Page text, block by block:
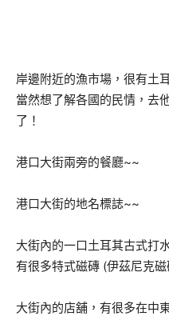
岸邊附近的漁市場，很有土
當然想了解各國的民情，去
了！
港口大街兩旁的餐廳~~
港口大街的地名標誌~~
大街內的一口土耳其古式打
有很多特式磁磚 (伊茲尼克磁
大街內的店舖，有很多在中